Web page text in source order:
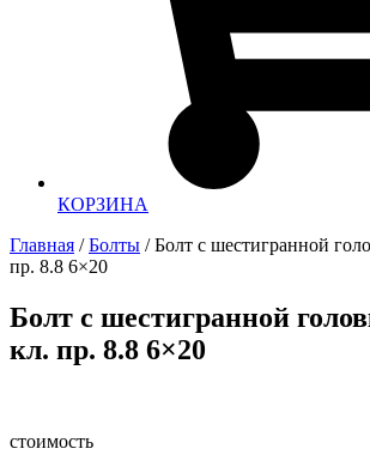
КОРЗИНА
Главная /Болты / Болт с шестигранной
пр. 8.8 6×20
Болт с шестигранной
кл. пр. 8.8 6×20
стоимость